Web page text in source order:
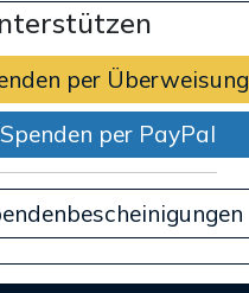
per Überweisung
Spenden per PayPal